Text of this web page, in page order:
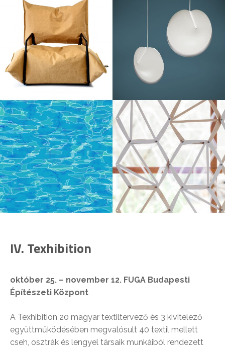
IV. Texhibition
október 25. – november 12. FUGA Budapesti
Építészeti Központ
A Texhibition 20 magyar textiltervező és 3 kivitelező
együttműködésében megvalósult 40 textil mellett
cseh, osztrák és lengyel társaik munkáiból rendezett